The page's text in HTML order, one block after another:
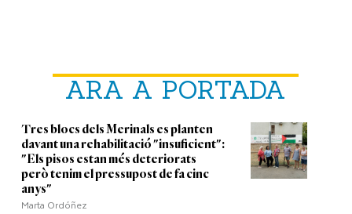
ARA A PORTADA
Tres blocs dels Merinals es planten
davant una rehabilitació "insuficient":
"Els pisos estan més deteriorats
però tenim el pressupost de fa cinc
anys"
Marta Ordóñez